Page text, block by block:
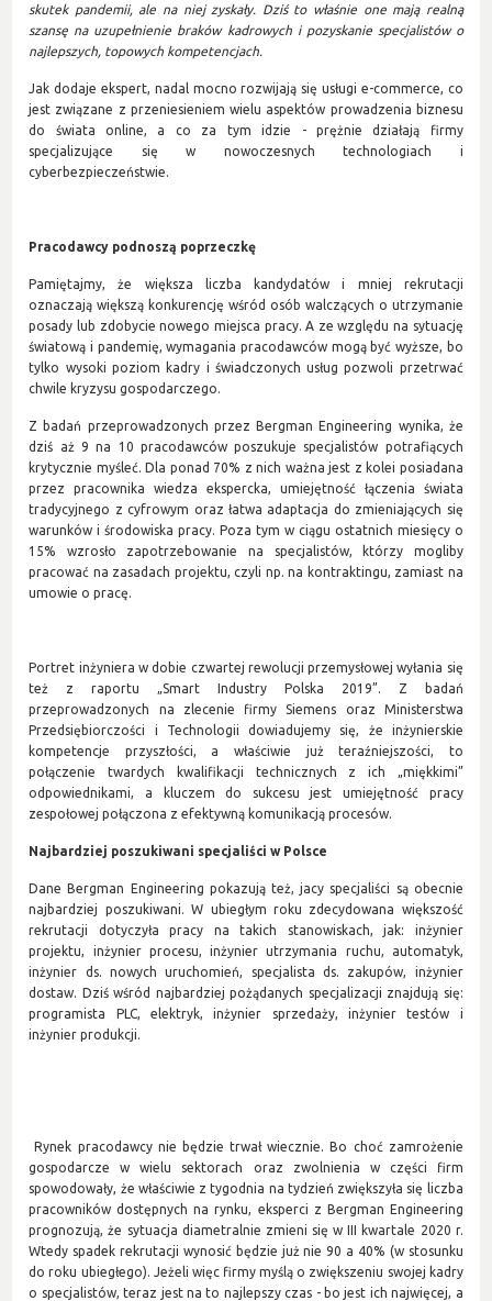
skutek pandemii, ale na niej zyskały. Dziś to właśnie one mają realną
szansę na uzupełnienie braków kadrowych i pozyskanie specjalistów o
najlepszych, topowych kompetencjach.
Jak dodaje ekspert, nadal mocno rozwijają się usługi e-commerce, co
jest związane z przeniesieniem wielu aspektów prowadzenia biznesu
do świata online, a co za tym idzie - prężnie działają firmy
specjalizujące się w nowoczesnych technologiach i
cyberbezpieczeństwie.
Pracodawcy podnoszą poprzeczkę
Pamiętajmy, że większa liczba kandydatów i mniej rekrutacji
oznaczają większą konkurencję wśród osób walczących o utrzymanie
posady lub zdobycie nowego miejsca pracy. A ze względu na sytuację
światową i pandemię, wymagania pracodawców mogą być wyższe, bo
tylko wysoki poziom kadry i świadczonych usług pozwoli przetrwać
chwile kryzysu gospodarczego.
Z badań przeprowadzonych przez Bergman Engineering wynika, że
dziś aż 9 na 10 pracodawców poszukuje specjalistów potrafiących
krytycznie myśleć. Dla ponad 70% z nich ważna jest z kolei posiadana
przez pracownika wiedza ekspercka, umiejętność łączenia świata
tradycyjnego z cyfrowym oraz łatwa adaptacja do zmieniających się
warunków i środowiska pracy. Poza tym w ciągu ostatnich miesięcy o
15% wzrosło zapotrzebowanie na specjalistów, którzy mogliby
pracować na zasadach projektu, czyli np. na kontraktingu, zamiast na
umowie o pracę.
Portret inżyniera w dobie czwartej rewolucji przemysłowej wyłania się
też z raportu „Smart Industry Polska 2019”. Z badań
przeprowadzonych na zlecenie firmy Siemens oraz Ministerstwa
Przedsiębiorczości i Technologii dowiadujemy się, że inżynierskie
kompetencje przyszłości, a właściwie już teraźniejszości, to
połączenie twardych kwalifikacji technicznych z ich „miękkimi”
odpowiednikami, a kluczem do sukcesu jest umiejętność pracy
zespołowej połączona z efektywną komunikacją procesów.
Najbardziej poszukiwani specjaliści w Polsce
Dane Bergman Engineering pokazują też, jacy specjaliści są obecnie
najbardziej poszukiwani. W ubiegłym roku zdecydowana większość
rekrutacji dotyczyła pracy na takich stanowiskach, jak: inżynier
projektu, inżynier procesu, inżynier utrzymania ruchu, automatyk,
inżynier ds. nowych uruchomień, specjalista ds. zakupów, inżynier
dostaw. Dziś wśród najbardziej pożądanych specjalizacji znajdują się:
programista PLC, elektryk, inżynier sprzedaży, inżynier testów i
inżynier produkcji.
Rynek pracodawcy nie będzie trwał wiecznie. Bo choć zamrożenie
gospodarcze w wielu sektorach oraz zwolnienia w części firm
spowodowały, że właściwie z tygodnia na tydzień zwiększyła się liczba
pracowników dostępnych na rynku, eksperci z Bergman Engineering
prognozują, że sytuacja diametralnie zmieni się w III kwartale 2020 r.
Wtedy spadek rekrutacji wynosić będzie już nie 90 a 40% (w stosunku
do roku ubiegłego). Jeżeli więc firmy myślą o zwiększeniu swojej kadry
o specjalistów, teraz jest na to najlepszy czas - bo jest ich najwięcej, a